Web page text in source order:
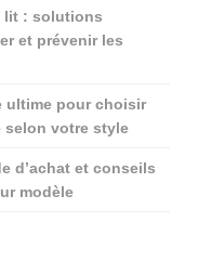
lit : solutions
et prévenir les
ultime pour choisir
votre style
d’achat et conseils
modèle